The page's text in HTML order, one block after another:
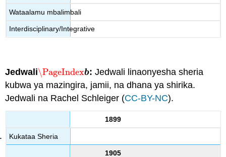
Wataalamu mbalimbali
Interdisciplinary/Integrative
Jedwali\PageIndexb
\PageIndexb: Jedwali linaonyesha sheria
kubwa ya mazingira, jamii, na dhana ya shirika.
Jedwali na Rachel Schleiger (CC-BY-NC).
1899
Kukataa Sheria
1905